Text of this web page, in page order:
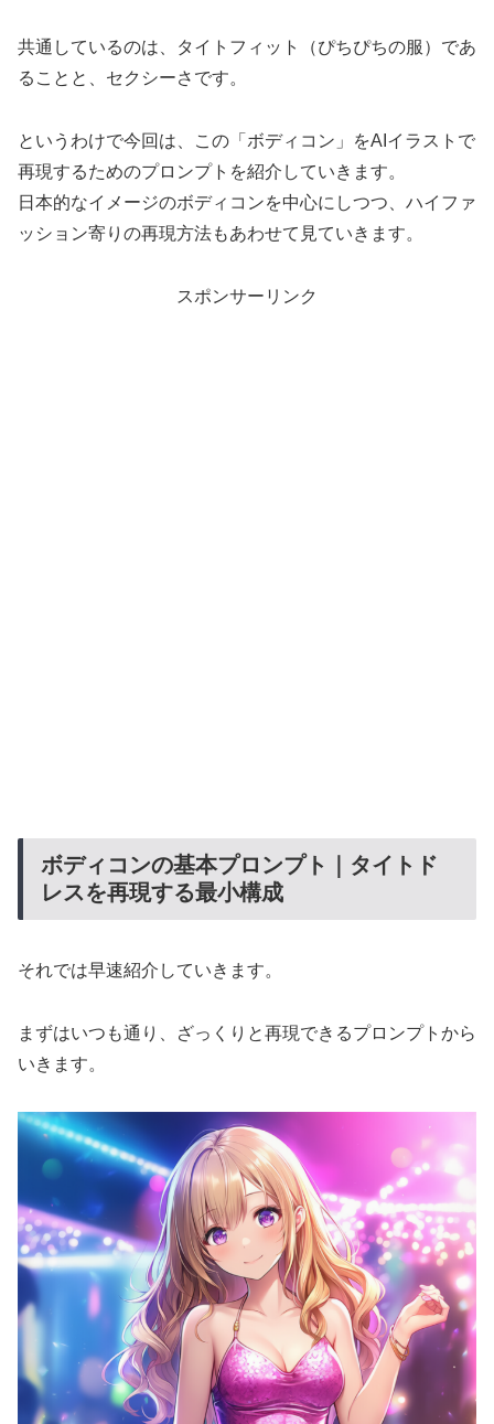
共通しているのは、タイトフィット（ぴちぴちの服）であ
ることと、セクシーさです。
というわけで今回は、この「ボディコン」をAIイラストで
再現するためのプロンプトを紹介していきます。
日本的なイメージのボディコンを中心にしつつ、ハイファ
ッション寄りの再現方法もあわせて見ていきます。
スポンサーリンク
ボディコンの基本プロンプト｜タイトド
レスを再現する最小構成
それでは早速紹介していきます。
まずはいつも通り、ざっくりと再現できるプロンプトから
いきます。